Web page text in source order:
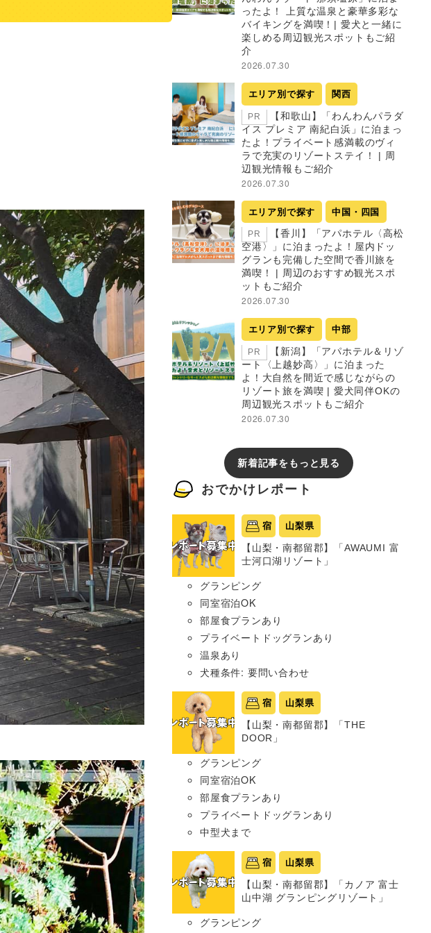
ったよ！ 上質な温泉と豪華多彩な
バイキングを満喫！| 愛犬と一緒に
楽しめる周辺観光スポットもご紹
介
2026.07.30
エリア別で探す 関西
PR
【和歌山】「わんわんパラダ
イス プレミア 南紀白浜」に泊まっ
たよ！プライベート感満載のヴィ
ラで充実のリゾートステイ！ | 周
辺観光情報もご紹介
2026.07.30
エリア別で探す 中国・四国
PR
【香川】「アパホテル〈高松
空港〉」に泊まったよ！屋内ドッ
グランも完備した空間で香川旅を
満喫！ | 周辺のおすすめ観光スポ
ットもご紹介
2026.07.30
エリア別で探す 中部
PR
【新潟】「アパホテル＆リゾ
ート〈上越妙高〉」に泊まった
よ！大自然を間近で感じながらの
リゾート旅を満喫 | 愛犬同伴OKの
周辺観光スポットもご紹介
2026.07.30
新着記事をもっと見る
おでかけレポート
宿 山梨県
【山梨・南都留郡】「AWAUMI 富
士河口湖リゾート」
グランピング
同室宿泊OK
部屋食プランあり
プライベートドッグランあり
温泉あり
犬種条件: 要問い合わせ
宿 山梨県
【山梨・南都留郡】「THE
DOOR」
グランピング
同室宿泊OK
部屋食プランあり
プライベートドッグランあり
中型犬まで
宿 山梨県
【山梨・南都留郡】「カノア 富士
山中湖 グランピングリゾート」
グランピング